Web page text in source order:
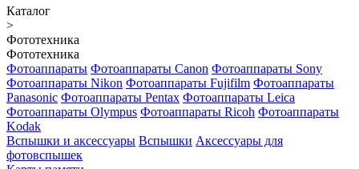
Каталог
>
Фототехника
Фототехника
Фотоаппараты Фотоаппараты Canon Фотоаппараты Sony
Фотоаппараты Nikon Фотоаппараты Fujifilm Фотоаппараты
Panasonic Фотоаппараты Pentax Фотоаппараты Leica
Фотоаппараты Olympus Фотоаппараты Ricoh Фотоаппараты
Kodak
Вспышки и аксессуары Вспышки Аксессуары для
фотовспышек